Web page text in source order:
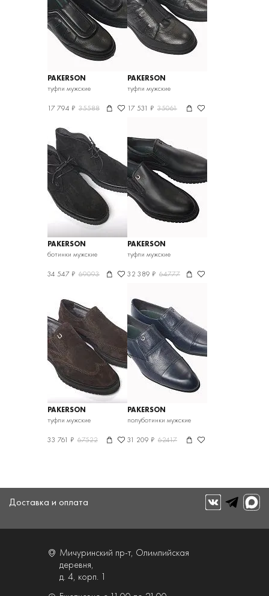
PAKERSON
туфли мужские
17 794 ₽ 35588
PAKERSON
туфли мужские
17 531 ₽ 35061
PAKERSON
ботинки мужские
34 547 ₽ 69093
PAKERSON
туфли мужские
32 389 ₽ 64777
PAKERSON
туфли мужские
33 761 ₽ 67522
PAKERSON
полуботинки мужские
31 209 ₽ 62417
Доставка и оплата
Мичуринский пр-т, Олимпийская
деревня,
д. 4, корп. 1